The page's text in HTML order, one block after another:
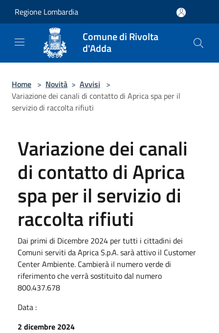
Regione Lombardia
Comune di Rivolta
d'Adda
Home > Novità > Avvisi >
Variazione dei canali di contatto di Aprica spa per il
servizio di raccolta rifiuti
Variazione dei canali
di contatto di Aprica
spa per il servizio di
raccolta rifiuti
Dai primi di Dicembre 2024 per tutti i cittadini dei
Comuni serviti da Aprica S.p.A. sarà attivo il Customer
Center Ambiente. Cambierà il numero verde di
riferimento che verrà sostituito dal numero
800.437.678
Data :
2 dicembre 2024